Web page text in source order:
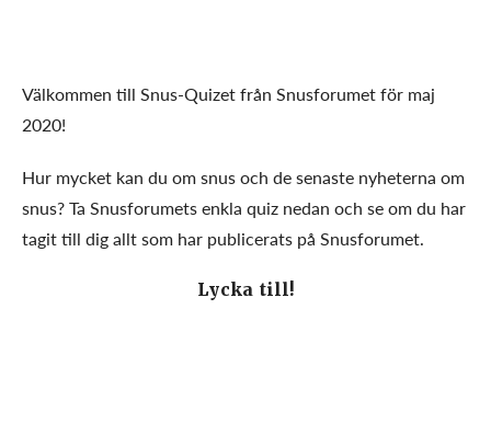
Välkommen till Snus-Quizet från Snusforumet för maj
2020!
Hur mycket kan du om snus och de senaste nyheterna om
snus? Ta Snusforumets enkla quiz nedan och se om du har
tagit till dig allt som har publicerats på Snusforumet.
Lycka till!